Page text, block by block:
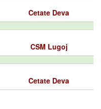
Cetate Deva
CSM Lugoj
Cetate Deva